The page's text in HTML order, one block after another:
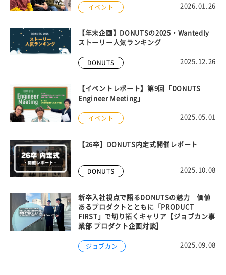
イベント 2026.01.26
DONUTS 2025.12.26
【年末企画】DONUTSの2025・Wantedly
ストーリー人気ランキング
イベント 2025.05.01
【イベントレポート】第9回「DONUTS
Engineer Meeting」
DONUTS 2025.10.08
【26卒】DONUTS内定式開催レポート
ジョブカン 2025.09.08
新卒入社視点で語るDONUTSの魅力 価値
あるプロダクトとともに「PRODUCT
FIRST」で切り拓くキャリア【ジョブカン事
業部 プロダクト企画対談】